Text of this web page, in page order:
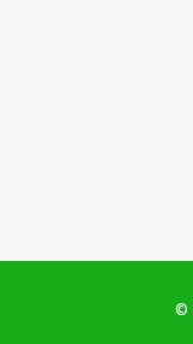
©